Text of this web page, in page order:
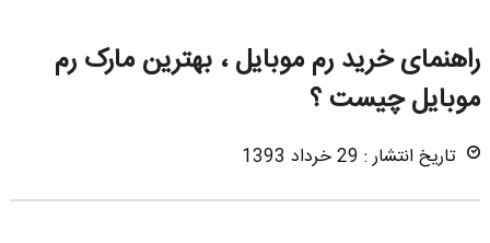
راهنمای خرید رم موبایل ، بهترین مارک رم
موبایل چیست ؟
تاریخ انتشار : 29 خرداد 1393